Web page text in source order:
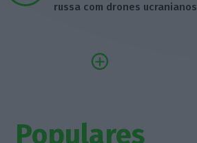
russa com drones ucranianos
Populares